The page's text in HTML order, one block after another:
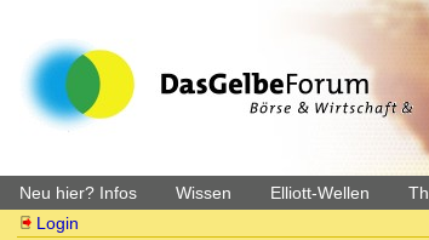
Neu hier? Infos Wissen Elliott-Wellen
Login